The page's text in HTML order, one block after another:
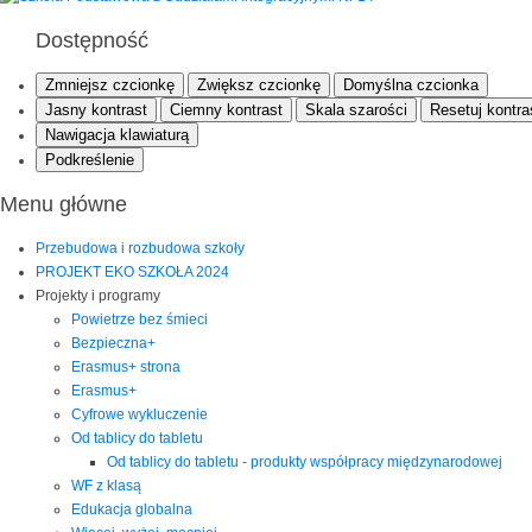
Dostępność
Zmniejsz czcionkę Zwiększ czcionkę
Domyślna czcionka
Jasny kontrast
Ciemny kontrast Skala szarości
Resetuj
Nawigacja klawiaturą
Podkreślenie
Menu główne
Przebudowa i rozbudowa szkoły
PROJEKT EKO SZKOŁA 2024
Projekty i programy
Powietrze bez śmieci
Bezpieczna+
Erasmus+ strona
Erasmus+
Cyfrowe wykluczenie
Od tablicy do tabletu
Od tablicy do tabletu - produkty współpracy międzynarodowej
WF z klasą
Edukacja globalna